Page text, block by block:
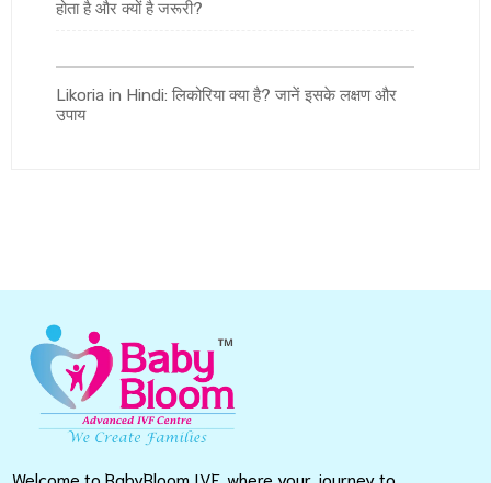
होता है और क्यों है जरूरी?
Likoria in Hindi: लिकोरिया क्या है? जानें इसके लक्षण और
उपाय